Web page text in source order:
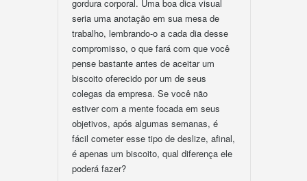
gordura corporal. Uma boa dica visual
seria uma anotação em sua mesa de
trabalho, lembrando-o a cada dia desse
compromisso, o que fará com que você
pense bastante antes de aceitar um
biscoito oferecido por um de seus
colegas da empresa. Se você não
estiver com a mente focada em seus
objetivos, após algumas semanas, é
fácil cometer esse tipo de deslize, afinal,
é apenas um biscoito, qual diferença ele
poderá fazer?